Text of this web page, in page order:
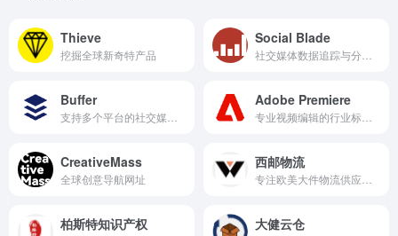
Thieve
挖掘全球新奇特产品
Social Blade
Buffer Adobe Premiere
CreativeMass
全球创意导航网址
西邮物流
柏斯特知识产权 大健云仓